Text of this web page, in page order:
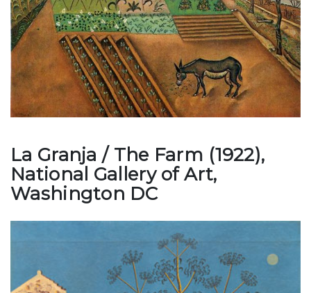
La Granja / The Farm (1922),
National Gallery of Art,
Washington DC